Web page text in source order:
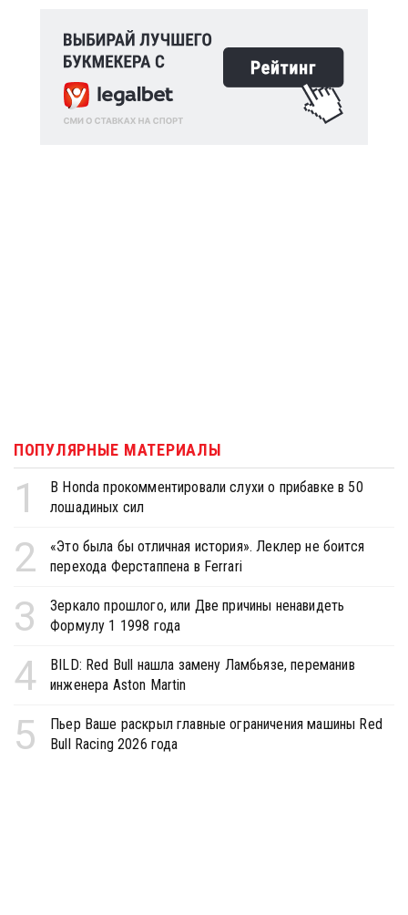
ПОПУЛЯРНЫЕ МАТЕРИАЛЫ
1
В Honda прокомментировали слухи о прибавке в 50
лошадиных сил
2
«Это была бы отличная история». Леклер не боится
перехода Ферстаппена в Ferrari
3
Зеркало прошлого, или Две причины ненавидеть
Формулу 1 1998 года
4
BILD: Red Bull нашла замену Ламбьязе, переманив
инженера Aston Martin
5
Пьер Ваше раскрыл главные ограничения машины Red
Bull Racing 2026 года